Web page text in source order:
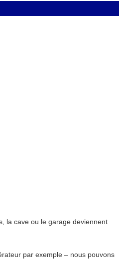
la cave ou le garage deviennent
par exemple – nous pouvons